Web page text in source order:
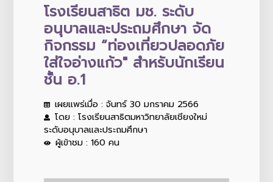
โรงเรียนสาธิต มช. ระดับ
อนุบาลและประถมศึกษา จัด
กิจกรรม “ท่องเที่ยวปลอดภัย
ใส่ใจอ่างแก้ว" สำหรับนักเรียน
ชั้น อ.1
เผยแพร่เมื่อ : จันทร์ 30 มกราคม 2566
โดย : โรงเรียนสาธิตมหาวิทยาลัยเชียงใหม่
ระดับอนุบาลและประถมศึกษา
ผู้เข้าชม : 160 คน